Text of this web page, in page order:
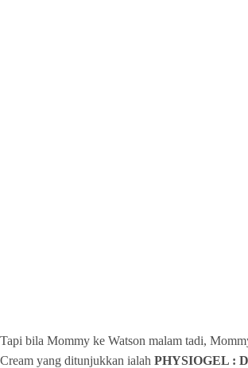
Tapi bila Mommy ke Watson malam tadi,
Cream yang ditunjukkan ialah PHYSIOGEL :